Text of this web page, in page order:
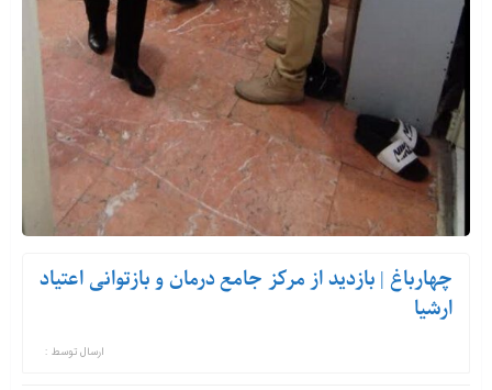
چهارباغ | بازدید از مرکز جامع درمان و بازتوانی اعتیاد
ارشیا
ارسال توسط :